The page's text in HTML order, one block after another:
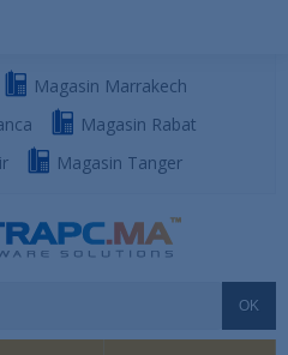
Magasin Marrakech
Magasin Rabat
Magasin Tanger
OK